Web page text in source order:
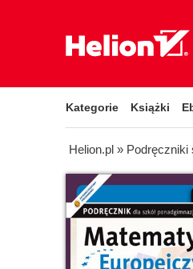
Kategorie Książki
Helion.pl » Podręczniki